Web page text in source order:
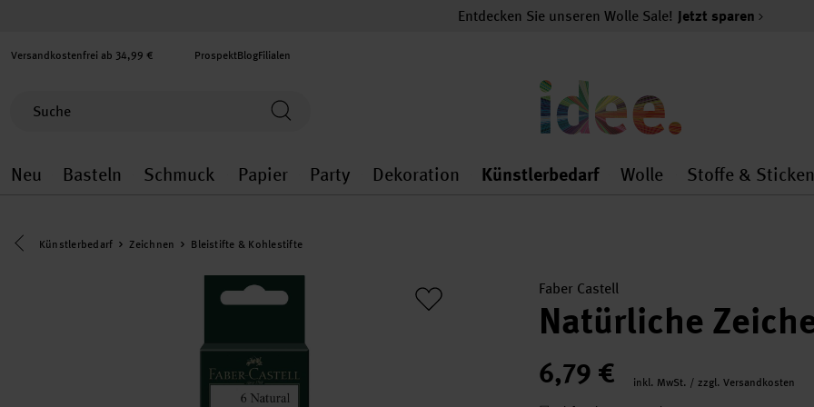
Entdecken Sie unseren Wolle Sale! Jetzt sparen
Versandkostenfrei ab 34,99 € ProspektBlogFilialen
Neu
Neu general.openMenu
Basteln
Basteln general.openMenu
Schmuck
Schmuck general.openMenu
Papier
Papier general.openMenu
Party
Party general.openMenu
Dekoration
Dekoration general.openMenu
Künstlerbedarf
Künstlerbedarf
Wolle
Wolle
Stoffe & Sticken
Eine Kategorie zurück navigieren
Künstlerbedarf Zeichnen Bleistifte & Kohlestifte
Faber Castell
Natürliche
6,79 €
inkl. MwSt. / zzgl. Versandkosten